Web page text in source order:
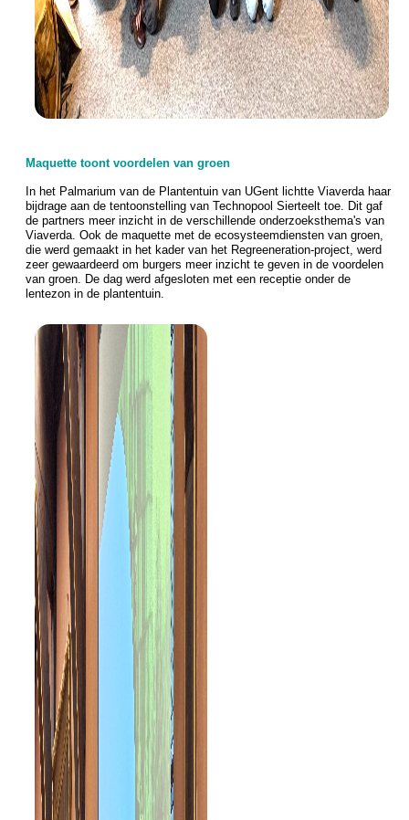
Maquette toont voordelen van groen
In het Palmarium van de Plantentuin van UGent lichtte Viaverda haar
bijdrage aan de tentoonstelling van Technopool Sierteelt toe. Dit gaf
de partners meer inzicht in de verschillende onderzoeksthema's van
Viaverda. Ook de maquette met de ecosysteemdiensten van groen,
die werd gemaakt in het kader van het Regreeneration-project, werd
zeer gewaardeerd om burgers meer inzicht te geven in de voordelen
van groen. De dag werd afgesloten met een receptie onder de
lentezon in de plantentuin.